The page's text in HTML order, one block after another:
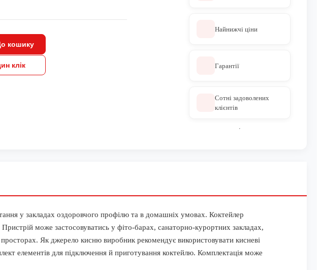
кошику
клік
Найнижчі ціни
Гарантії
Сотні задоволених
клієнтів
у закладах оздоровчого профілю та в домашніх умовах. Коктейлер
Пристрій може застосовуватись у фіто-барах, санаторно-курортних закладах,
Як джерело кисню виробник рекомендує використовувати кисневі
елементів для підключення й приготування коктейлю. Комплектація може